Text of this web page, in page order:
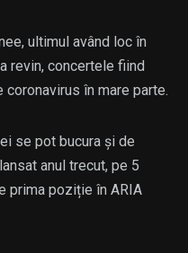
ultimul având loc în
revin, concertele fiind
în mare parte.
se pot bucura și de
anul trecut, pe 5
prima poziție în ARIA